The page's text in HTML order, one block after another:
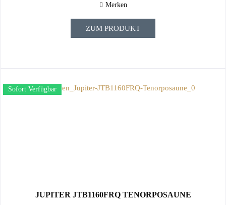
Merken
ZUM PRODUKT
Sofort Verfügbar
JUPITER JTB1160FRQ TENORPOSAUNE